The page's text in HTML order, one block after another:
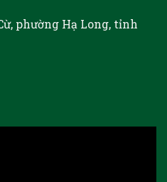
phường Hạ Long, tỉnh